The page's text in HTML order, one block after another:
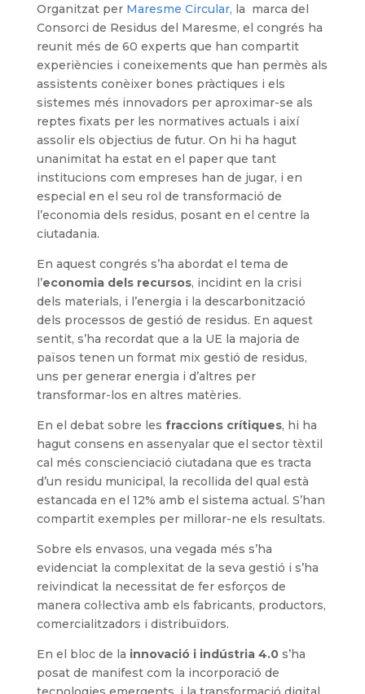
Organitzat per Maresme Circular, la marca del
Consorci de Residus del Maresme, el congrés ha
reunit més de 60 experts que han compartit
experiències i coneixements que han permès als
assistents conèixer bones pràctiques i els
sistemes més innovadors per aproximar-se als
reptes fixats per les normatives actuals i així
assolir els objectius de futur. On hi ha hagut
unanimitat ha estat en el paper que tant
institucions com empreses han de jugar, i en
especial en el seu rol de transformació de
l’economia dels residus, posant en el centre la
ciutadania.
En aquest congrés s’ha abordat el tema de
l’economia dels recursos, incidint en la crisi
dels materials, i l’energia i la descarbonització
dels processos de gestió de residus. En aquest
sentit, s’ha recordat que a la UE la majoria de
països tenen un format mix gestió de residus,
uns per generar energia i d’altres per
transformar-los en altres matèries.
En el debat sobre les fraccions crítiques, hi ha
hagut consens en assenyalar que el sector tèxtil
cal més conscienciació ciutadana que es tracta
d’un residu municipal, la recollida del qual està
estancada en el 12% amb el sistema actual. S’han
compartit exemples per millorar-ne els resultats.
Sobre els envasos, una vegada més s’ha
evidenciat la complexitat de la seva gestió i s’ha
reivindicat la necessitat de fer esforços de
manera col·lectiva amb els fabricants, productors,
comercialitzadors i distribuïdors.
En el bloc de la innovació i indústria 4.0s’ha
posat de manifest com la incorporació de